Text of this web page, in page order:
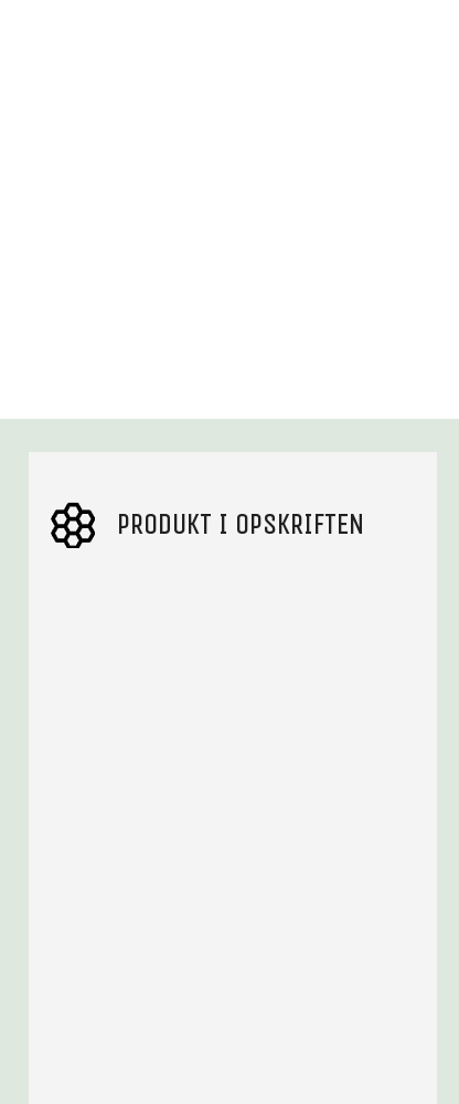
PRODUKT I OPSKRIFTEN